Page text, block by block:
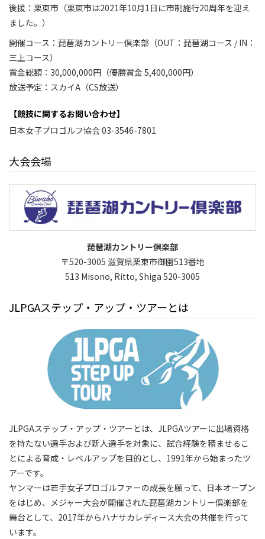
後援：栗東市（栗東市は2021年10月1日に市制施行20周年を迎え
ました。）
開催コース：琵琶湖カントリー倶楽部（OUT：琵琶湖コース / IN：
三上コース）
賞金総額：30,000,000円（優勝賞金 5,400,000円）
放送予定：スカイA（CS放送）
【競技に関するお問い合わせ】
日本女子プロゴルフ協会 03-3546-7801
大会会場
琵琶湖カントリー倶楽部
〒520-3005 滋賀県栗東市御園513番地
513 Misono, Ritto, Shiga 520-3005
JLPGAステップ・アップ・ツアーとは
JLPGAステップ・アップ・ツアーとは、JLPGAツアーに出場資格
を持たない選手および新人選手を対象に、試合経験を積ませるこ
とによる育成・レベルアップを目的とし、1991年から始まったツ
アーです。
ヤンマーは若手女子プロゴルファーの成長を願って、日本オープン
をはじめ、メジャー大会が開催された琵琶湖カントリー倶楽部を
舞台として、2017年からハナサカレディース大会の共催を行って
います。